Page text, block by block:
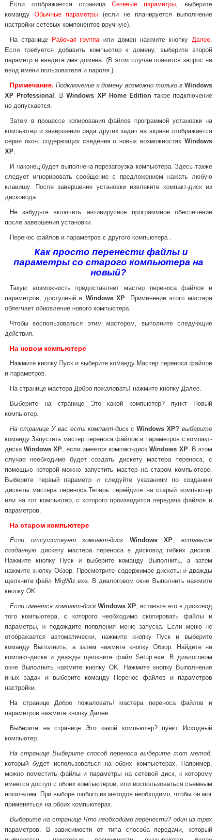
Если отображается страницаСетевые параметры, выберите
команду Обычные параметры (если не планируется выполнение
настройки сетевых компонентов вручную).
На странице Рабочая группаили домен нажмите кнопку Далее.
Если требуется добавить компьютер к домену, выберите второй
параметр и введите имя домена. (В этом случае появится запрос на
ввод имени пользователя и пароля.)
Примечание. Подключение к домену возможно только в Windows
XP Professional . ВWindows XP Home Editionтакое подключение
не допускается.
Затем в процессе копирования файлов программой установки на
компьютер и завершения ряда других задач на экране отображается
серия окон, содержащих сведения о новых возможностях Windows
XP.
И наконец будет выполнена перезагрузка компьютера. Здесь также
следует игнорировать сообщение с предложением нажать любую
клавишу. После завершения установки извлеките компакт-диск из
дисковода.
Не забудьте включить антивирусное программное обеспечение
после завершения установки.
Перенос файлов и параметров с другого компьютера .
Как просто перенести файлы и
параметры со старого компьютера на
новый?
Такую возможность предоставляет мастер переноса файлов и
параметров, доступный в Windows XP. Применение этого мастера
облегчает обновление нового компьютера.
Чтобы воспользоваться этим мастером, выполните следующие
действия.
На новом компьютере
Нажмите кнопку Пуск и выберите команду Мастер переноса файлов
и параметров.
На странице мастера Добро пожаловать! нажмите кнопку Далее.
Выберите на странице Это какой компьютер? пункт Новый
компьютер.
На странице У вас есть компакт-диск с Windows XP? выберите
команду Запустить мастер переноса файлов и параметров с компакт-
дискаWindows XP, если имеется компакт-дискWindows XP. В этом
случае необходимо будет создать дискету мастера переноса, с
помощью которой можно запустить мастер на старом компьютере.
Выберите первый параметр и следуйте указаниям по созданию
дискеты мастера переноса.Теперь перейдите на старый компьютер
или на тот компьютер, с которого производится передача файлов и
параметров.
На старом компьютере
Если отсутствует компакт-диск Windows XP,вставьте
созданную дискету мастера переноса в дисковод гибких дисков.
Нажмите кнопку Пуск и выберите команду Выполнить, а затем
нажмите кнопку Обзор. Просмотрите содержимое дискеты и дважды
щелкните файл MigWiz.exe. В диалоговом окне Выполнить нажмите
кнопку OK.
Если имеется компакт-диск Windows XP, вставьте его в дисковод
того компьютера, с которого необходимо скопировать файлы и
параметры, и подождите появления меню запуска. Если меню не
отображается автоматически, нажмите кнопку Пуск и выберите
команду Выполнить, а затем нажмите кнопку Обзор. Найдите на
компакт-диске и дважды щелкните файл Setup.exe. В диалоговом
окне Выполнить нажмите кнопку OK. Нажмите кнопку Выполнение
иных задач и выберите команду Перенос файлов и параметров
настройки.
На странице Добро пожаловать! мастера переноса файлов и
параметров нажмите кнопку Далее.
Выберите на странице Это какой компьютер? пункт Исходный
компьютер.
На странице Выберите способ переноса выберите тот метод,
который будет использоваться на обоих компьютерах. Например,
можно поместить файлы и параметры на сетевой диск, к которому
имеется доступ с обоих компьютеров, или воспользоваться съемным
носителем. При выборе любого из методов необходимо, чтобы он мог
применяться на обоих компьютерах.
Выберите на странице Что необходимо перенести? один из трех
параметров. В зависимости от типа способа передачи, который